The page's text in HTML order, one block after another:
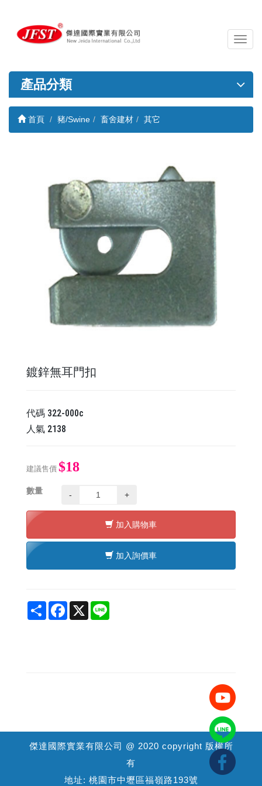
導
覽
關
產品分類
首頁 豬/Swine 畜舍建材 其它
鍍鋅無耳門扣
代碼 322-000c
人氣 2138
建議售價 $18
數量 - +
加入購物車
加入詢價車
Share Facebook
X
傑達國際實業有限公司 @ 2020 copyright 版權所
有
地址: 桃園市中壢區福嶺路193號